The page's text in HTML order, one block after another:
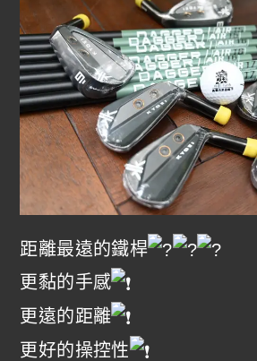
距離最遠的鐵桿
更黏的手感
更遠的距離
更好的操控性